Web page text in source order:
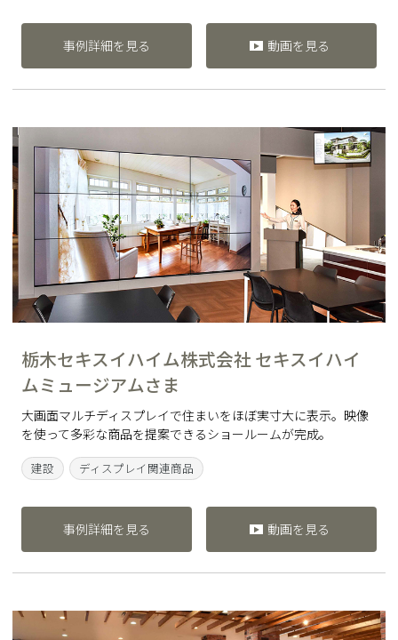
事例詳細を見る 動画を見る
栃木セキスイハイム株式会社 セキスイハイ
ムミュージアムさま
大画面マルチディスプレイで住まいをほぼ実寸大に表示。映像
を使って多彩な商品を提案できるショールームが完成。
建設 ディスプレイ関連商品
事例詳細を見る 動画を見る